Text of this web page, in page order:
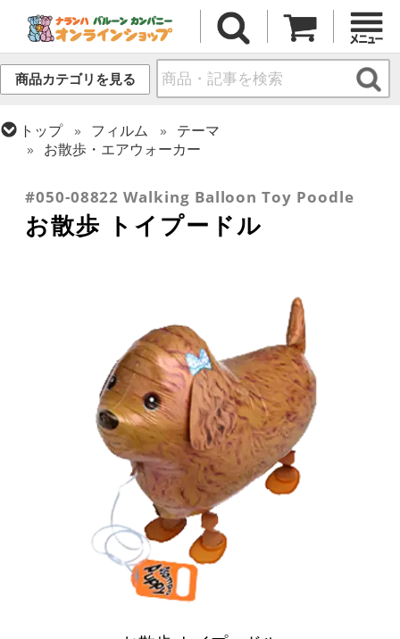
商品カテゴリを見る
トップ フィルム
テーマ
お散歩・エアウォーカー
#050-08822 Walking Balloon Toy Poodle
お散歩 トイプードル